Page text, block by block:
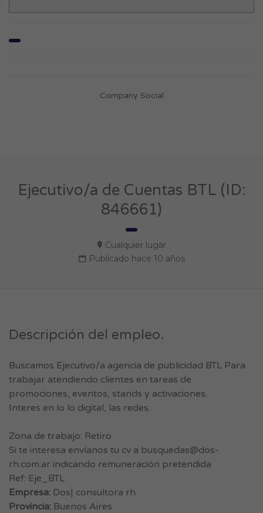
Company Social
Ejecutivo/a de Cuentas BTL (ID:
846661)
Cualquier lugar
Publicado hace 10 años
Descripción del empleo.
Buscamos Ejecutivo/a agencia de publicidad BTL Para
trabajar atendiendo clientes en tareas de
promociones, eventos, stands y activaciones.
Interes en lo lo digital, las redes.
Zona de trabajo: Retiro
Si te interesa envíanos tu cv a busquedas@dos-
rh.com.ar indicando remuneración pretendida
Ref: Eje_BTL
Empresa: Dos| consultora rh
Provincia: Buenos Aires